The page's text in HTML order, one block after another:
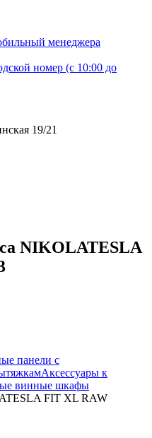
менеджера
номер (с 10:00 до
19/21
NIKOLATESLA
панели с
Аксессуары к
винные шкафы
FIT XL RAW